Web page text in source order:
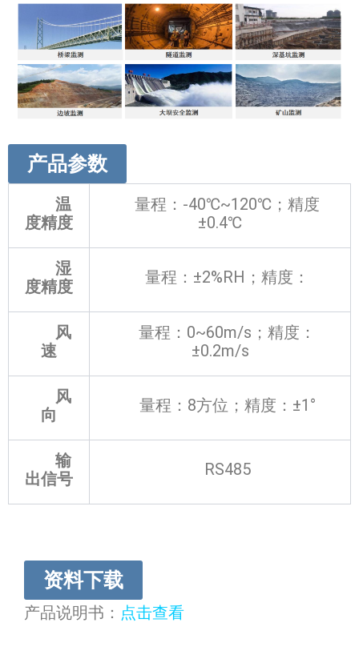
产品参数
温
度精度
量程：-40℃~120℃；精度
±0.4℃
湿
度精度
量程：±2%RH；精度：
风
速
量程：0~60m/s；精度：
±0.2m/s
风
向
量程：8方位；精度：±1°
输
出信号
RS485
资料下载
产品说明书： 点击查看